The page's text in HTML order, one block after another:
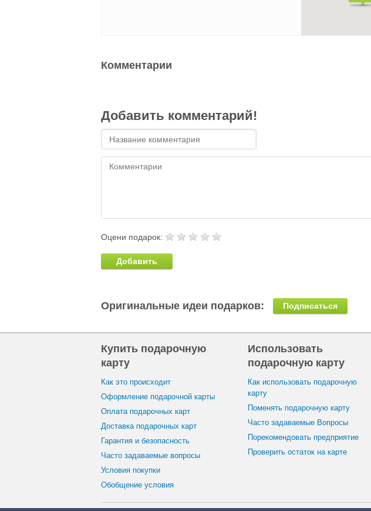
Комментарии
Добавить комментарий!
Оцени подарок:
Добавить
Оригинальные идеи подарков: Подписаться
Купить подарочную
карту
Как это происходит
Оформление подарочной карты
Оплата подарочных карт
Доставка подарочных карт
Гарантия и безопасность
Часто задаваемые вопросы
Условия покупки
Oбобщение условия
Использовать
подарочную карту
Как использовать подарочную
карту
Поменять подарочную карту
Часто задаваемые Вопросы
Порекомендовать предприятие
Проверить остаток на карте